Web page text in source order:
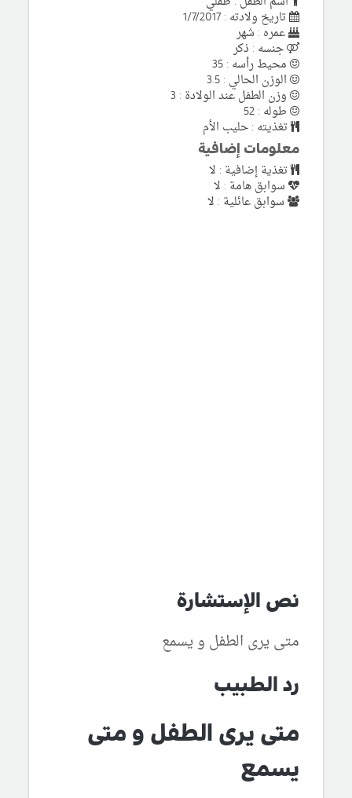
تاريخ ولادته : 1/7/2017
عمره : شهر
جنسه : ذكر
محيط رأسه : 35
الوزن الحالي : 3.5
وزن الطفل عند الولادة : 3
طوله : 52
تغذيته : حليب الأم
معلومات إضافية
تغذية إضافية : لا
سوابق هامة : لا
سوابق عائلية : لا
نص الإستشارة
متى يرى الطفل و يسمع
رد الطبيب
متى يرى الطفل و متى
يسمع